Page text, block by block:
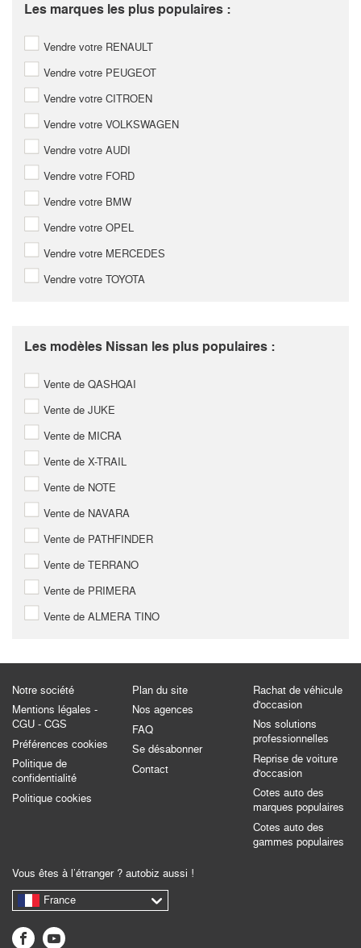
Les marques les plus populaires :
Vendre votre RENAULT
Vendre votre PEUGEOT
Vendre votre CITROEN
Vendre votre VOLKSWAGEN
Vendre votre AUDI
Vendre votre FORD
Vendre votre BMW
Vendre votre OPEL
Vendre votre MERCEDES
Vendre votre TOYOTA
Les modèles Nissan les plus populaires :
Vente de QASHQAI
Vente de JUKE
Vente de MICRA
Vente de X-TRAIL
Vente de NOTE
Vente de NAVARA
Vente de PATHFINDER
Vente de TERRANO
Vente de PRIMERA
Vente de ALMERA TINO
Notre société
Mentions légales -
CGU - CGS
Préférences cookies
Politique de
confidentialité
Politique cookies
Plan du site
Nos agences
FAQ
Se désabonner
Contact
Rachat de véhicule
d'occasion
Nos solutions
professionnelles
Reprise de voiture
d'occasion
Cotes auto des
marques populaires
Cotes auto des
gammes populaires
Vous êtes à l’étranger ? autobiz aussi !
France